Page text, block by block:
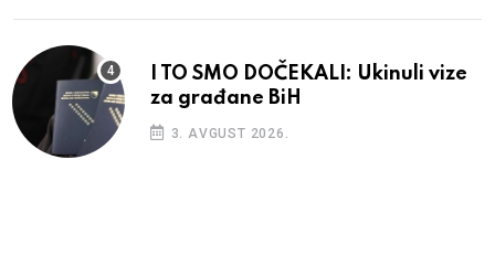
I TO SMO DOČEKALI: Ukinuli vize
za građane BiH
3. AVGUST 2026.